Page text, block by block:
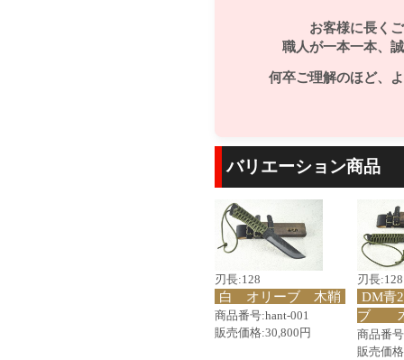
お客様に長く
職人が一本一本、
何卒ご理解のほど、
バリエーション商品
刃長:128
白 オリーブ 木鞘
商品番号:hant-001
販売価格:30,800円
刃長:128
DM青
ブ
商品番
販売価